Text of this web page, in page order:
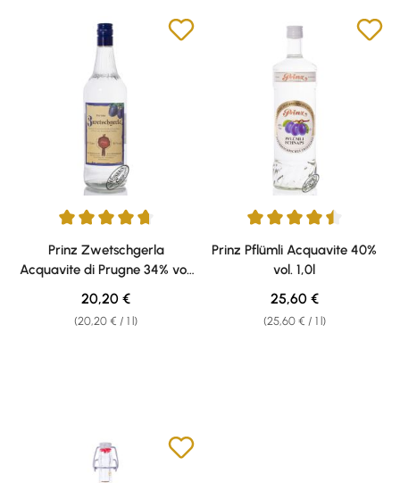
Average rating of 4.85 out of 5 stars
Prinz Zwetschgerla
Acquavite di Prugne 34% vol.
1,0l
(20,20 € / 1 l)
Regular price:
20,20 €
Average rating of 4.55 out of 5
Prinz Pflümli Acquavite 40%
vol. 1,0l
(25,60 € / 1 l)
Regular price:
25,60 €